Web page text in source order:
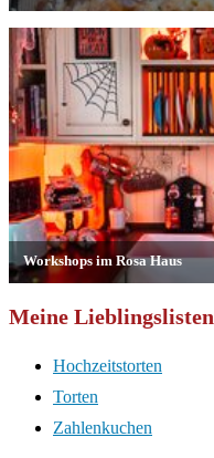
Meine Lieblingslisten
Hochzeitstorten
Torten
Zahlenkuchen